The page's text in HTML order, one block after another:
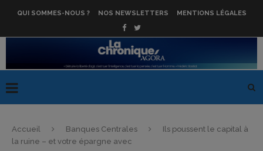
QUI SOMMES-NOUS ? NOS NEWSLETTERS MENTIONS LÉGALES
Accueil Banques Centrales
Ils poussent le capital à
la ruine – et votre épargne avec